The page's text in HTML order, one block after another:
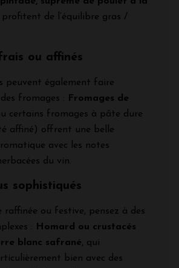
profitent de l’équilibre gras /
ou affinés
peuvent également faire
fromages :
Fromages de
certains fromages à pâte dure
affiné) offrent une belle
avec les notes
du vin.
sophistiqués
raffinée ou festive, pensez à des
:
Homard ou crustacés
blanc safrané, qui
bien avec des